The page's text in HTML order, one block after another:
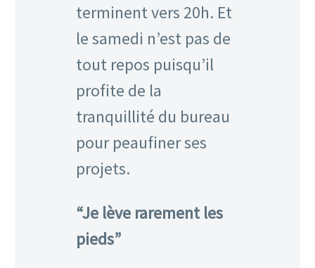
terminent vers 20h. Et
le samedi n’est pas de
tout repos puisqu’il
profite de la
tranquillité du bureau
pour peaufiner ses
projets.
“Je lève rarement les
pieds”